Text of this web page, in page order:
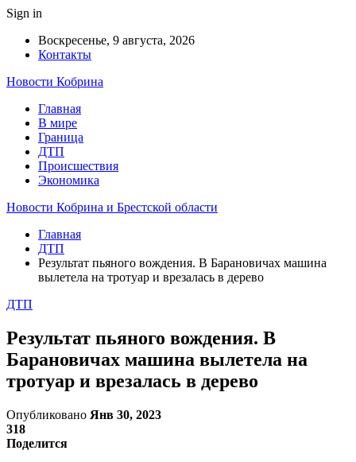
Sign in
Воскресенье, 9 августа, 2026
Контакты
Новости Кобрина
Главная
В мире
Граница
ДТП
Происшествия
Экономика
Новости Кобрина и Брестской области
Главная
ДТП
Результат пьяного вождения. В Барановичах машина
вылетела на тротуар и врезалась в дерево
ДТП
Результат пьяного вождения. В
Барановичах машина вылетела на
тротуар и врезалась в дерево
Опубликовано Янв 30, 2023
318
Поделится